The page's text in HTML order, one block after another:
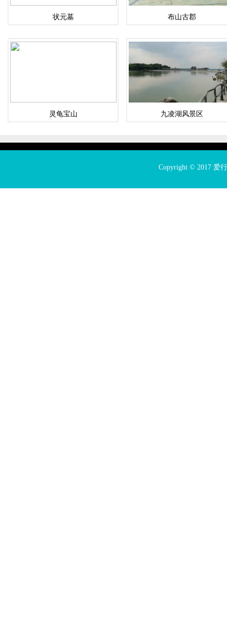
状元墓 布山古郡
灵龟宝山 九凌湖风景区
Copyright © 2017 爱